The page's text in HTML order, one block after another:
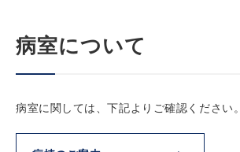
病室について
病室に関しては、下記よりご確認ください。